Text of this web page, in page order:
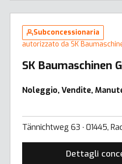
Subconcessionaria
autorizzato da SK
SK Baumaschinen
Noleggio, Vendite,
Tännichtweg 63 ∙ 01445,
Dettagli